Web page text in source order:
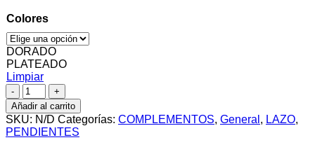
Colores
DORADO
PLATEADO
Limpiar
Pendientes
Nes
Lazo
cantidad
Añadir al carrito
SKU: N/D Categorías: COMPLEMENTOS, General , LAZO,
PENDIENTES